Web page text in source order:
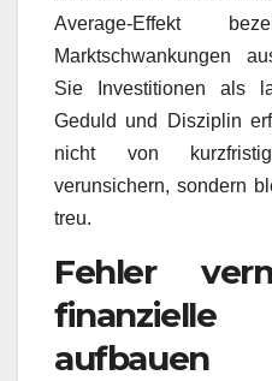
Average-Effekt
Marktschwankungen
Sie Investitionen als
Geduld und Disziplin
nicht von
verunsichern, sondern
treu.
Fehler
aufbauen